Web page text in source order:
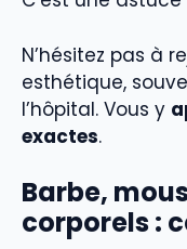
N’hésitez pas à
esthétique,
l’hôpital. Vous y
exactes.
Barbe,
corporels :